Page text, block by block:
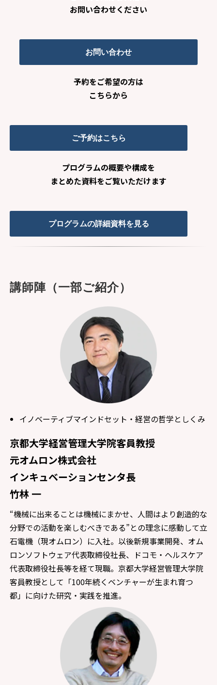
お問い合わせください
お問い合わせ
予約をご希望の方は
こちらから
ご予約はこちら
プログラムの概要や構成を
まとめた資料をご覧いただけます
プログラムの詳細資料を見る
講師陣（一部ご紹介）
イノベーティブマインドセット・経営の哲学としくみ
京都大学経営管理大学院客員教授
元オムロン株式会社
インキュベーションセンタ長
竹林 一
“機械に出来ることは機械にまかせ、人間はより創造的な
分野での活動を楽しむべきである”との理念に感動して立
石電機（現オムロン）に入社。以後新規事業開発、オム
ロンソフトウェア代表取締役社長、ドコモ・ヘルスケア
代表取締役社長等を経て現職。京都大学経営管理大学院
客員教授として「100年続くベンチャーが生まれ育つ
都」に向けた研究・実践を推進。